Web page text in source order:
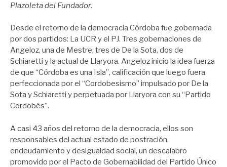
Plazoleta del Fundador.
Desde el retorno de la democracia Córdoba fue gobernada
por dos partidos: La UCR y el PJ. Tres gobernaciones de
Angeloz, una de Mestre, tres de De la Sota, dos de
Schiaretti y la actual de Llaryora. Angeloz inicio la idea fuerza
de que “Córdoba es una Isla”, calificación que luego fuera
perfeccionada por el “Cordobesismo” impulsado por De la
Sota y Schiaretti y perpetuada por Llaryora con su “Partido
Cordobés”.
A casi 43 años del retorno de la democracia, ellos son
responsables del actual estado de postración,
endeudamiento y desigualdad social, un descalabro
promovido por el Pacto de Gobernabilidad del Partido Único